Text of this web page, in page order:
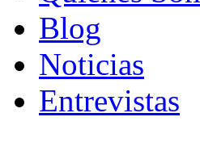
Blog
Noticias
Entrevistas